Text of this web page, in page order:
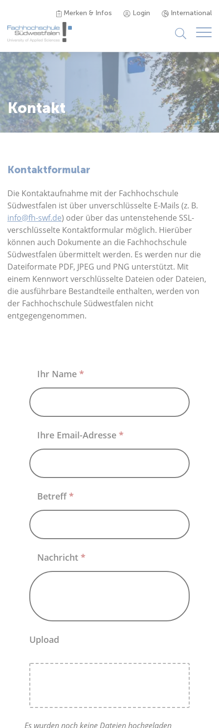
Merken & Infos Login International
Studieninteressierte
Studienangebot
Studierende
Karriere
Über uns
Kontakt
Kontaktformular
Die Kontaktaufnahme mit der Fachhochschule
Südwestfalen ist über unverschlüsselte E-Mails (z. B.
info@fh-swf.de) oder über das untenstehende SSL-
verschlüsselte Kontaktformular möglich. Hierüber
können auch Dokumente an die Fachhochschule
Südwestfalen übermittelt werden. Es werden nur die
Dateiformate PDF, JPEG und PNG unterstützt. Mit
einem Kennwort verschlüsselte Dateien oder Dateien,
die ausführbare Bestandteile enthalten, werden von
der Fachhochschule Südwestfalen nicht
entgegengenommen.